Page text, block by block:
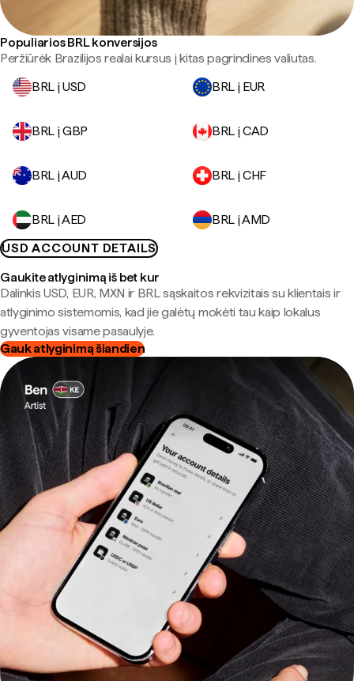
Populiarios BRL konversijos
Peržiūrėk Brazilijos realai kursus į kitas pagrindines valiutas.
BRL į USD
BRL į EUR
BRL į GBP BRL į CAD
BRL į AUD BRL į CHF
BRL į AED
BRL į AMD
USD ACCOUNT DETAILS
Gaukite atlyginimą iš bet kur
Dalinkis USD, EUR, MXN ir BRL sąskaitos rekvizitais su klientais ir
atlyginimo sistemomis, kad jie galėtų mokėti tau kaip lokalus
gyventojas visame pasaulyje.
Gauk atlyginimą šiandien